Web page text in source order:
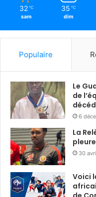
32 ℃
sam
35 ℃
dim
Populaire
Le
de
6
La
30
Voici